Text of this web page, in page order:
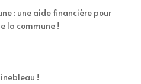
: une aide financière pour
la commune !
!